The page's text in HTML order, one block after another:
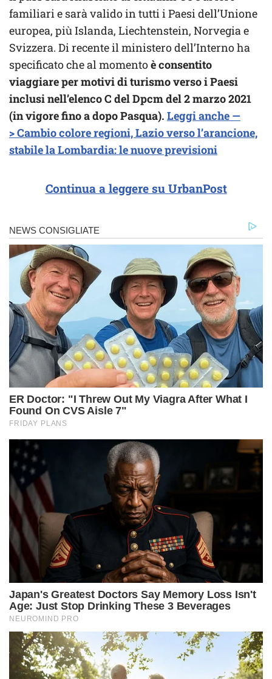
familiari e sarà valido in tutti i Paesi dell’Unione
europea, più Islanda, Liechtenstein, Norvegia e
Svizzera. Di recente il ministero dell’Interno ha
specificato che al momentoè consentito
viaggiare per motivi di turismo verso i Paesi
inclusi nell’elenco C del Dpcm del 2 marzo 2021
(in vigore fino a dopo Pasqua). Leggi anche —
> Cambio colore regioni, Lazio verso l’arancione,
stabile la Lombardia: le nuove previsioni
Continua a leggere su UrbanPost